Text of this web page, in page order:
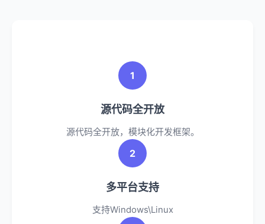
1
源代码全开放
源代码全开放，模块化开发框架。
2
多平台支持
支持Windows\Linux